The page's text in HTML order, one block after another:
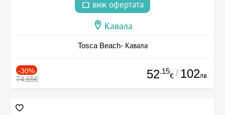
виж офертата
Кавала
Tosca Beach- Кавала
-30%
74.65€ 52.15
€ / 102лв.